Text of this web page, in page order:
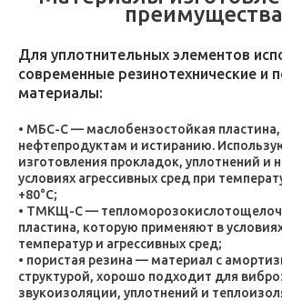
преимущества
Для уплотнительных элементов
современные резинотехнические и
материалы:
МБС-С — маслобензостойкая пластина,
нефтепродуктам и истиранию.
изготовления прокладок, уплотнений и
условиях агрессивных сред при
+80°C;
ТМКЩ-С —
пластина, которую применяют в
температур и агрессивных сред;
пористая резина — материал с
структурой, хорошо подходит для
звукоизоляции, уплотнений и